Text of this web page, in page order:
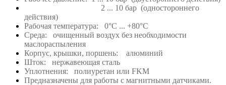
2 ... 10 бар (одностороннего
действия)
Рабочая температура: 0°C ... +80°C
Среда: очищенный воздух без необходимости
маслораспыления
Корпус, крышки, поршень: алюминий
Шток: нержавеющая сталь
Уплотнения: полиуретан или FKM
Предназначены для работы с магнитными датчиками.